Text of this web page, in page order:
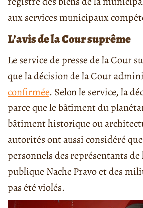
aux services municipaux
L’avis de la Cour suprême
Le service de presse de la Cour
que la décision de la Cour
confirmée. Selon le service,la
parce que le bâtiment du
bâtiment historique ou
autorités ont aussi considéré
personnels des représentants
publique Nache Pravo et des
pas été violés.